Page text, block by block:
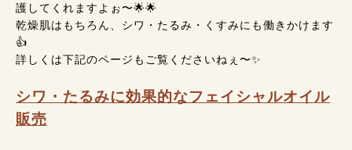
護してくれますよぉ〜🌟🌟
乾燥肌はもちろん、シワ・たるみ・くすみにも働きかけます
👍
詳しくは下記のページもご覧くださいねぇ〜✨
シワ・たるみに効果的なフェイシャルオイル
販売